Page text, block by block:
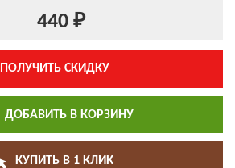
440 ₽
ПОЛУЧИТЬ СКИДКУ
ДОБАВИТЬ В КОРЗИНУ
КУПИТЬ В 1 КЛИК